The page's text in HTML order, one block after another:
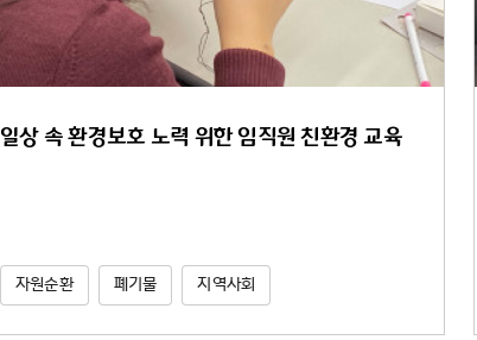
일상 속 환경보호 노력 위한 임직원 친환경 교육
자원순환 폐기물 지역사회